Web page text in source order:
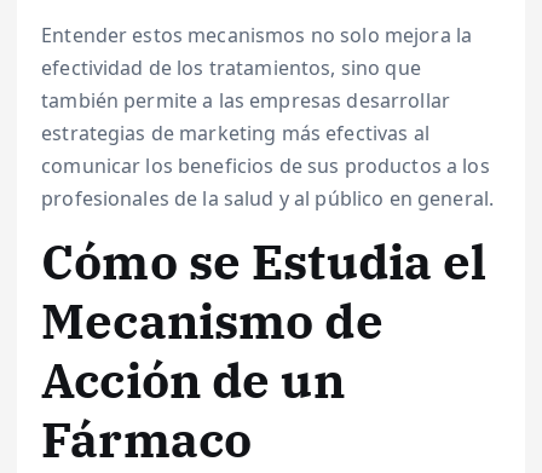
Entender estos mecanismos no solo mejora la
efectividad de los tratamientos, sino que
también permite a las empresas desarrollar
estrategias de marketing más efectivas al
comunicar los beneficios de sus productos a los
profesionales de la salud y al público en general.
Cómo se Estudia el
Mecanismo de
Acción de un
Fármaco